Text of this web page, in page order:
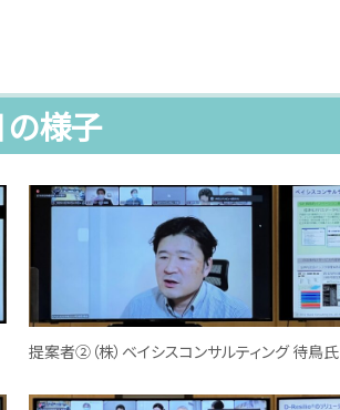
様子
提案者②（株）ベイシスコンサルティング 待鳥氏